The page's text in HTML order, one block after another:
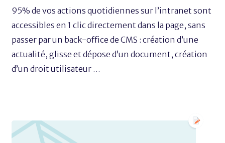
95% de vos actions quotidiennes sur l’intranet sont
accessibles en 1 clic directement dans la page, sans
passer par un back-office de CMS : création d’une
actualité, glisse et dépose d’un document, création
d’un droit utilisateur …